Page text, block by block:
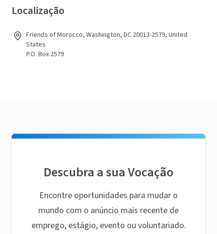
Localização
Friends of Morocco, Washington, DC 20013-2579, United
States
P.O. Box 2579
Descubra a sua Vocação
Encontre oportunidades para mudar o
mundo com o anúncio mais recente de
emprego, estágio, evento ou voluntariado.